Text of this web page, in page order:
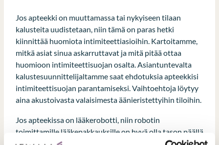
Jos apteekki on muuttamassa tai nykyiseen tilaan
kalusteita uudistetaan, niin tämä on paras hetki
kiinnittää huomiota intimiteettiasioihin. Kartoitamme,
mitkä asiat sinua askarruttavat ja mitä pitää ottaa
huomioon intimiteettisuojan osalta. Asiantuntevalta
kalustesuunnittelijaltamme saat ehdotuksia apteekkisi
intimiteettisuojan parantamiseksi. Vaihtoehtoja löytyy
aina akustoivasta valaisimesta äänieristettyihin tiloihin.
Jos apteekissa on lääkerobotti, niin robotin
toimittamille lääkepakkauksille on hyvä olla tason päällä
intimiteettiä suojaava näköeste.